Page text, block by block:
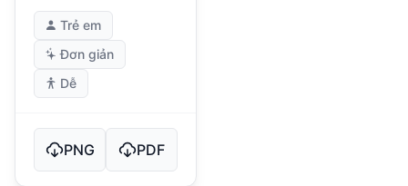
Màu
Trẻ em
Đơn giản
Dễ
PNG PDF